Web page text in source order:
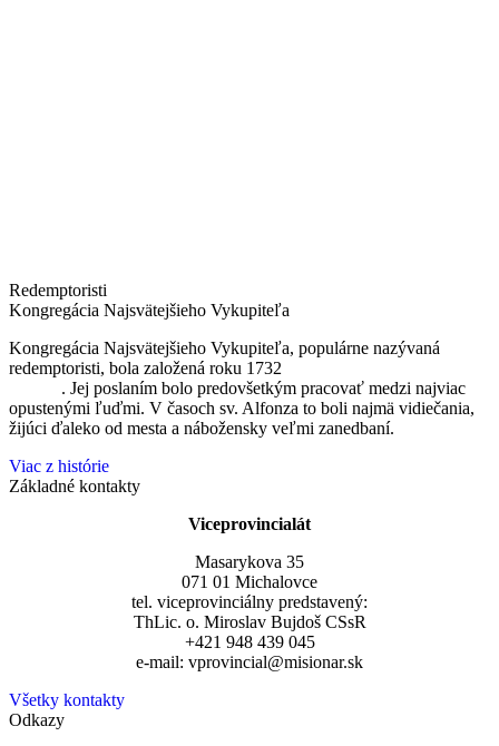
Redemptoristi
Kongregácia Najsvätejšieho Vykupiteľa
Kongregácia Najsvätejšieho Vykupiteľa, populárne nazývaná
redemptoristi, bola založená roku 1732
. Jej poslaním bolo predovšetkým pracovať medzi najviac
opustenými ľuďmi. V časoch sv. Alfonza to boli najmä vidiečania,
žijúci ďaleko od mesta a nábožensky veľmi zanedbaní.
Viac z histórie
Základné kontakty
Viceprovincialát
Masarykova 35
071 01 Michalovce
tel. viceprovinciálny predstavený:
ThLic. o. Miroslav Bujdoš CSsR
+421 948 439 045
e-mail: vprovincial@misionar.sk
Všetky kontakty
Odkazy